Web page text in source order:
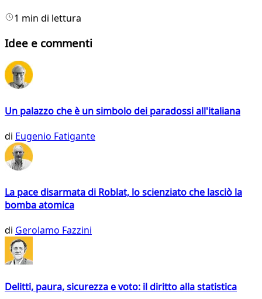
1 min di lettura
Idee e commenti
Un palazzo che è un simbolo dei paradossi all'italiana
di Eugenio Fatigante
La pace disarmata di Roblat, lo scienziato che lasciò la
bomba atomica
di Gerolamo Fazzini
Delitti, paura, sicurezza e voto: il diritto alla statistica